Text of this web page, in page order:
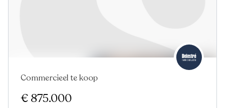
Commercieel te koop
€ 875.000